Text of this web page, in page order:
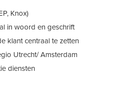
Knox)
in woord en geschrift
klant centraal te zetten
Utrecht/ Amsterdam
diensten